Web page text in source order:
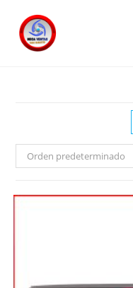
Orden predeterminado